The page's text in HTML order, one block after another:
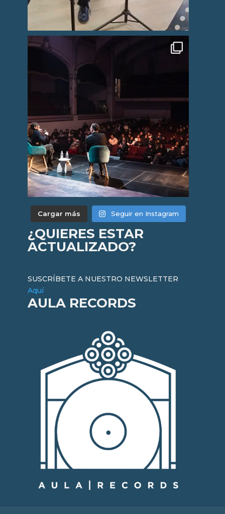
Cargar más Seguir en Instagram
¿QUIERES ESTAR
ACTUALIZADO?
SUSCRÍBETE A NUESTRO NEWSLETTER
Aquí
AULA RECORDS